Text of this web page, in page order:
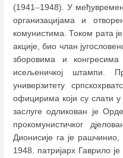
(1941–1948). У
организацијама и
комунистима. Током рата
акције, био члан
зборовима и
исељеничкој штампи.
универзитету
официрима који су слати у
заслуге одликован је
прокомунистичког
Дионисије га је
1948. патријарх Гаврило